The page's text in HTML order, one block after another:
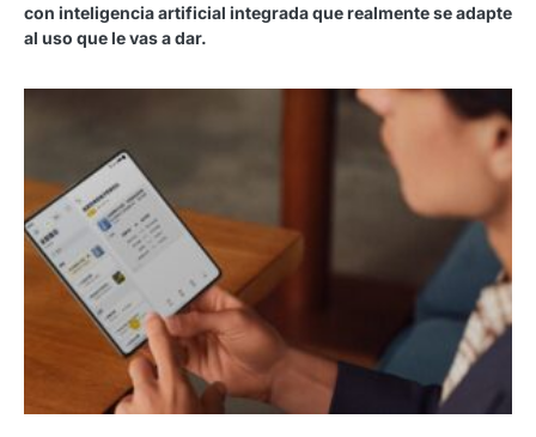
con inteligencia artificial integrada que realmente se adapte
al uso que le vas a dar.